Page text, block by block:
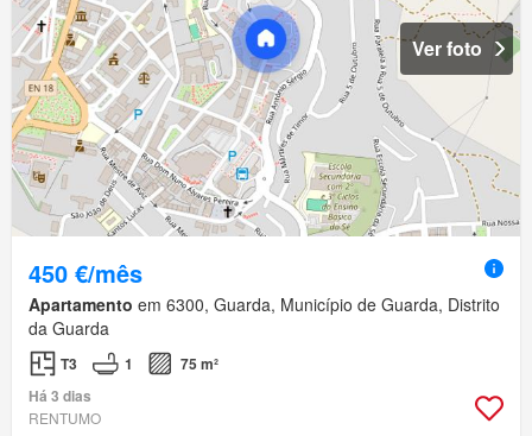
Ver foto
450 €/mês
Apartamento em 6300, Guarda, Município de Guarda, Distrito
da Guarda
T3 1
75 m²
Há 3 dias
RENTUMO